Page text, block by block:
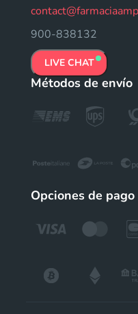
900-838132
LIVE CHAT
Métodos de envío
Opciones de pago